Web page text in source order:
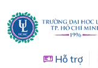
Hỗ trợ